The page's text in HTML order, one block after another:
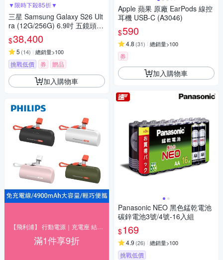
▼限時下殺85折▼
三星 Samsung Galaxy S26 Ult
ra (12G/256G) 6.9吋 五鏡頭智
慧手機
$38,400
5 (14) 總銷量>100
挑戰低價 券 贈品
加入購物車
滿1件享9折
Apple 蘋果 原廠 EarPods 線控
耳機 USB-C (A3046)
$590
4.8 (31) 總銷量>100
券
加入購物車
Panasonic NEO 黑色錳乾電池
碳鋅電池3號/4號-16入組
$169
4.9 (26) 總銷量>100
挑戰低價